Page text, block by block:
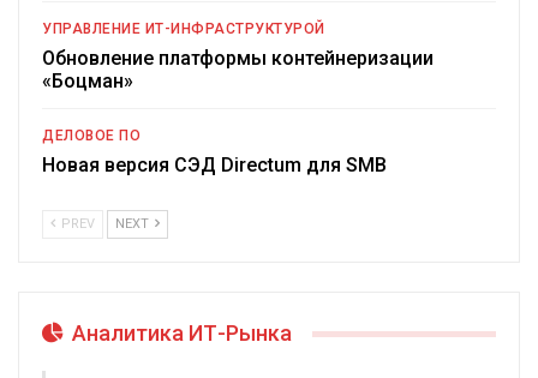
УПРАВЛЕНИЕ ИТ-ИНФРАСТРУКТУРОЙ
Обновление платформы контейнеризации
«Боцман»
ДЕЛОВОЕ ПО
Новая версия СЭД Directum для SMB
PREV NEXT
Аналитика ИТ-Рынка